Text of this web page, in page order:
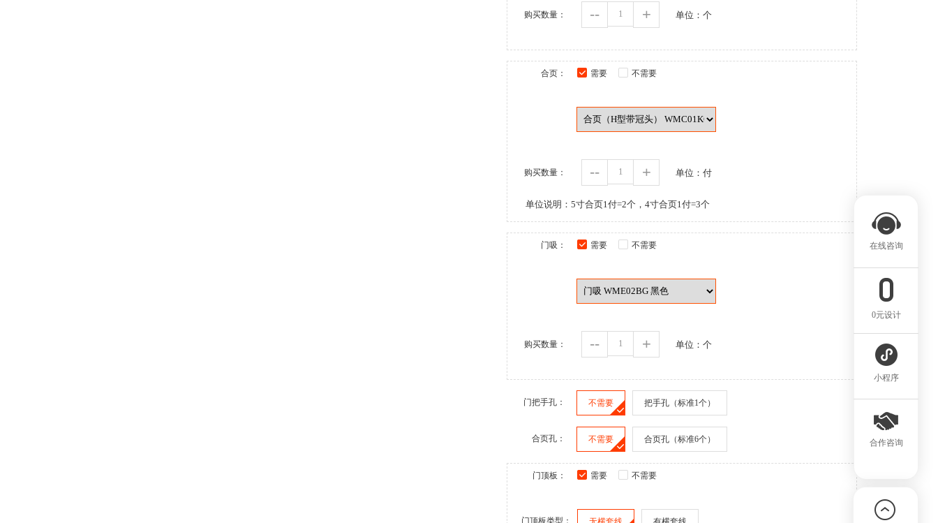
购买数量： -- + 单位：个
合页： 需要 不需要
购买数量： -- + 单位：付
单位说明：5寸合页1付=2个，4寸合页1付=3个
门吸： 需要 不需要
购买数量： -- + 单位：个
门把手孔： 不需要 把手孔（标准1个）
合页孔： 不需要 合页孔（标准6个）
门顶板： 需要 不需要
门顶板类型：
在线咨询
0元设计
小程序
合作咨询